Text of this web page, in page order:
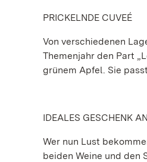
PRICKELNDE CUVEÉ
Von verschiedenen
Themenjahr den Part
grünem Apfel. Sie
IDEALES GESCHENK
Wer nun Lust
beiden Weine und den